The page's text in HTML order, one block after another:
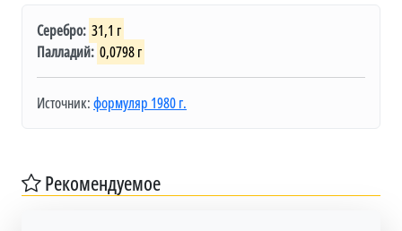
Серебро: 31,1 г
Палладий: 0,0798 г
Источник:формуляр 1980 г.
Рекомендуемое